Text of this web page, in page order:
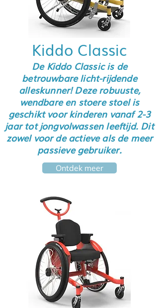
Kiddo Classic
De Kiddo Classic is de
betrouwbare licht-rijdende
alleskunner! Deze robuuste,
wendbare en stoere stoel is
geschikt voor kinderen vanaf 2-3
jaar tot jongvolwassen leeftijd. Dit
zowel voor de actieve als de meer
passieve gebruiker.
Ontdek meer